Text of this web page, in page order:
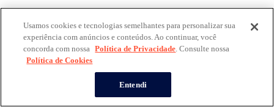
Usamos cookies e tecnologias semelhantes para personalizar sua
experiência com anúncios e conteúdos. Ao continuar, você
concorda com nossa Política de Privacidade. Consulte nossa
Política de Cookies
Entendi